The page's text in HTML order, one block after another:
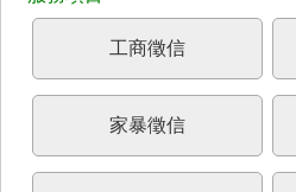
工商徵信
家暴徵信